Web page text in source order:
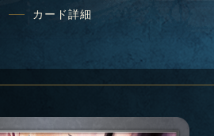
カード詳細